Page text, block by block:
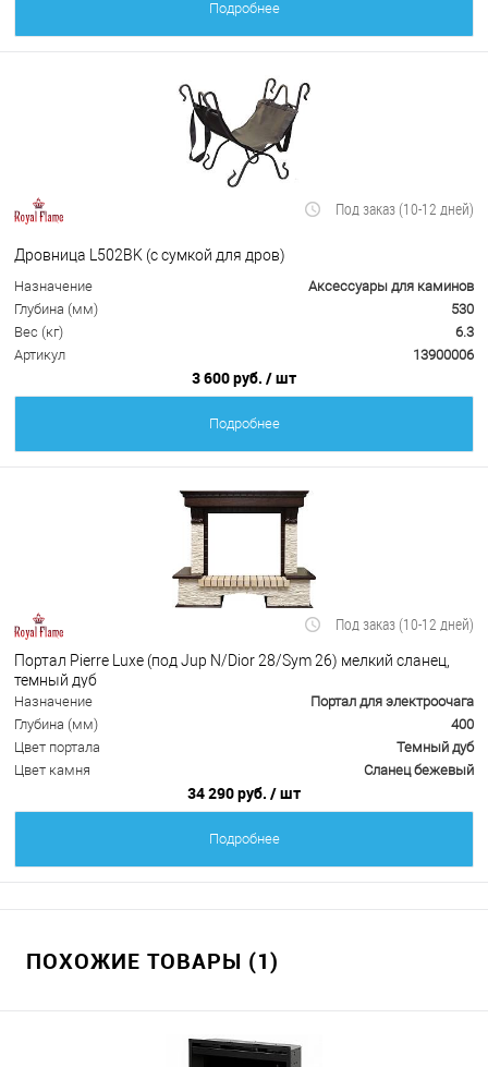
Подробнее
Под заказ (10-12 дней)
Дровница L502BK (с сумкой для дров)
Назначение
Аксессуары для каминов
Глубина (мм)
530
Вес (кг)
6.3
Артикул
13900006
3 600 руб. / шт
Подробнее
Под заказ (10-12 дней)
Портал Pierre Luxe (под Jup N/Dior 28/Sym 26) мелкий сланец,
темный дуб
Назначение
Портал для электроочага
Глубина (мм)
400
Цвет портала
Темный дуб
Цвет камня
Сланец бежевый
34 290 руб. / шт
Подробнее
ПОХОЖИЕ ТОВАРЫ (1)